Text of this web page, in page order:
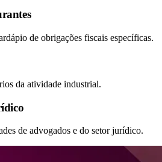
de obrigações fiscais específicas.
da atividade industrial.
de advogados e do setor jurídico.